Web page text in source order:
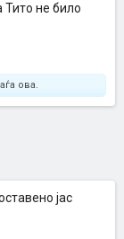
Тито не било
ова.
јас